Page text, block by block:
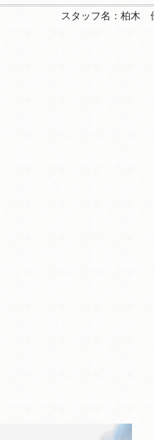
スタッフ名： 柏木